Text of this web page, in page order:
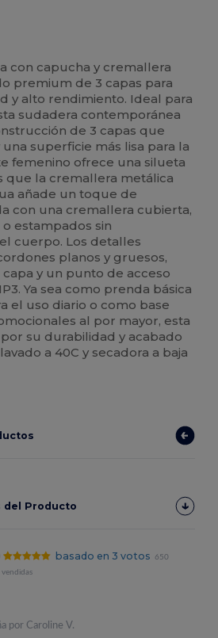
con capucha y cremallera
premium de 3 capas para
y alto rendimiento. Ideal para
sudadera contemporánea
de 3 capas que
superficie más lisa para la
femenino ofrece una silueta
que la cremallera metálica
añade un toque de
con una cremallera cubierta,
estampados sin
cuerpo. Los detalles
planos y gruesos,
y un punto de acceso
Ya sea como prenda básica
el uso diario o como base
al por mayor, esta
su durabilidad y acabado
a 40C y secadora a baja
del Producto
basado en 3 votos
650
vendidas
por Caroline V.